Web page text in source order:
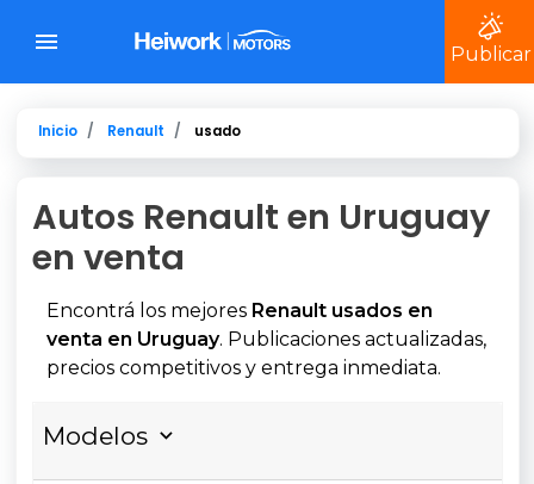
Publicar
Inicio Renault usado
Autos Renault en Uruguay
en venta
Encontrá los mejores Renault usados en
venta en Uruguay. Publicaciones actualizadas,
precios competitivos y entrega inmediata.
Modelos